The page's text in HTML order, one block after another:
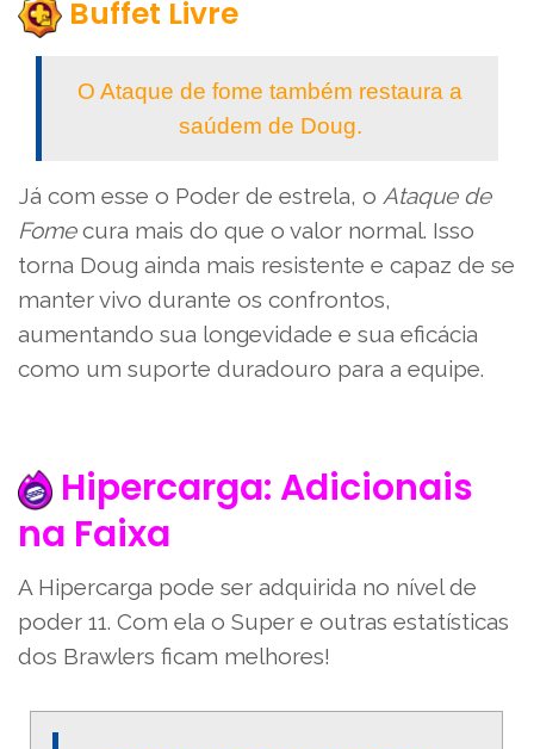
Buffet Livre
O Ataque de fome também restaura a
saúdem de Doug.
Já com esse o Poder de estrela, o Ataque de
Fomecura mais do que o valor normal. Isso
torna Doug ainda mais resistente e capaz de se
manter vivo durante os confrontos,
aumentando sua longevidade e sua eficácia
como um suporte duradouro para a equipe.
Hipercarga: Adicionais
na Faixa
A Hipercarga pode ser adquirida no nível de
poder 11. Com ela o Super e outras estatísticas
dos Brawlers ficam melhores!